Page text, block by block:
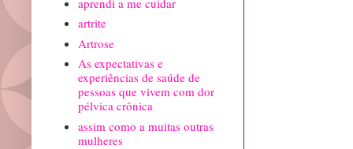
artrite
Artrose
As expectativas e
experiências de saúde de
pessoas que vivem com dor
pélvica crônica
assim como a muitas outras
mulheres